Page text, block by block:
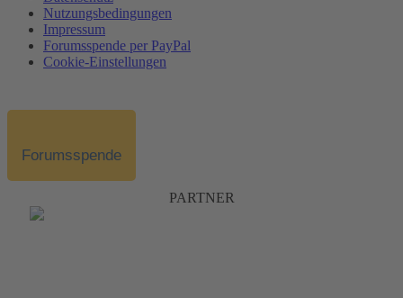
Nutzungsbedingungen
Impressum
Forumsspende per PayPal
Cookie-Einstellungen
Forumsspende
PARTNER